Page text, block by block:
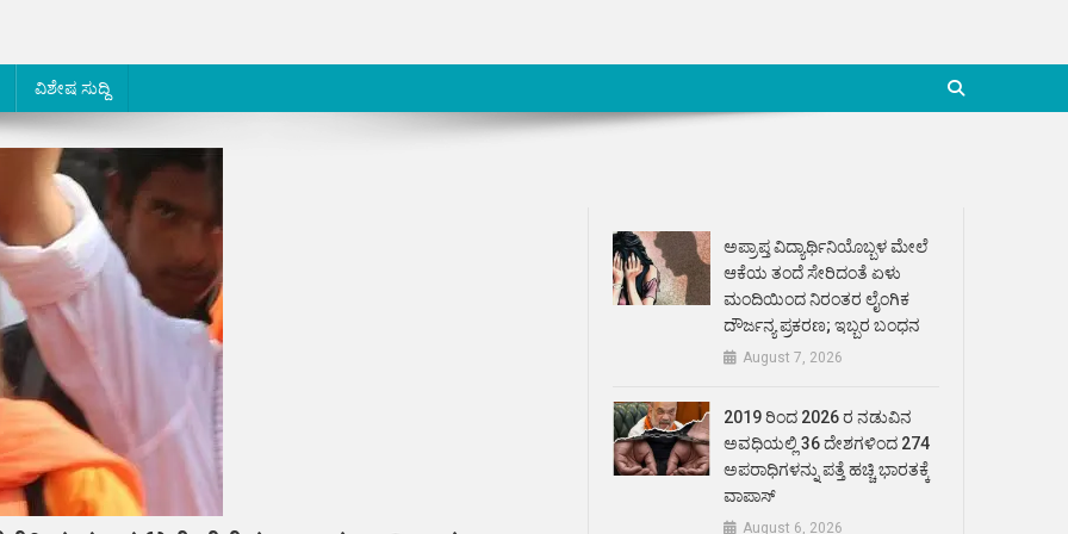
ವಿಶೇಷ ಸುದ್ದಿ
ಅಪ್ರಾಪ್ತ ವಿದ್ಯಾರ್ಥಿನಿಯೊಬ್ಬಳ ಮೇಲೆ
ಆಕೆಯ ತಂದೆ ಸೇರಿದಂತೆ ಏಳು
ಮಂದಿಯಿಂದ ನಿರಂತರ ಲೈಂಗಿಕ
ದೌರ್ಜನ್ಯ ಪ್ರಕರಣ; ಇಬ್ಬರ ಬಂಧನ
August 7, 2026
2019 ರಿಂದ 2026 ರ ನಡುವಿನ
ಅವಧಿಯಲ್ಲಿ 36 ದೇಶಗಳಿಂದ 274
ಅಪರಾಧಿಗಳನ್ನು ಪತ್ತೆ ಹಚ್ಚಿ ಭಾರತಕ್ಕೆ
ವಾಪಾಸ್
August 6, 2026